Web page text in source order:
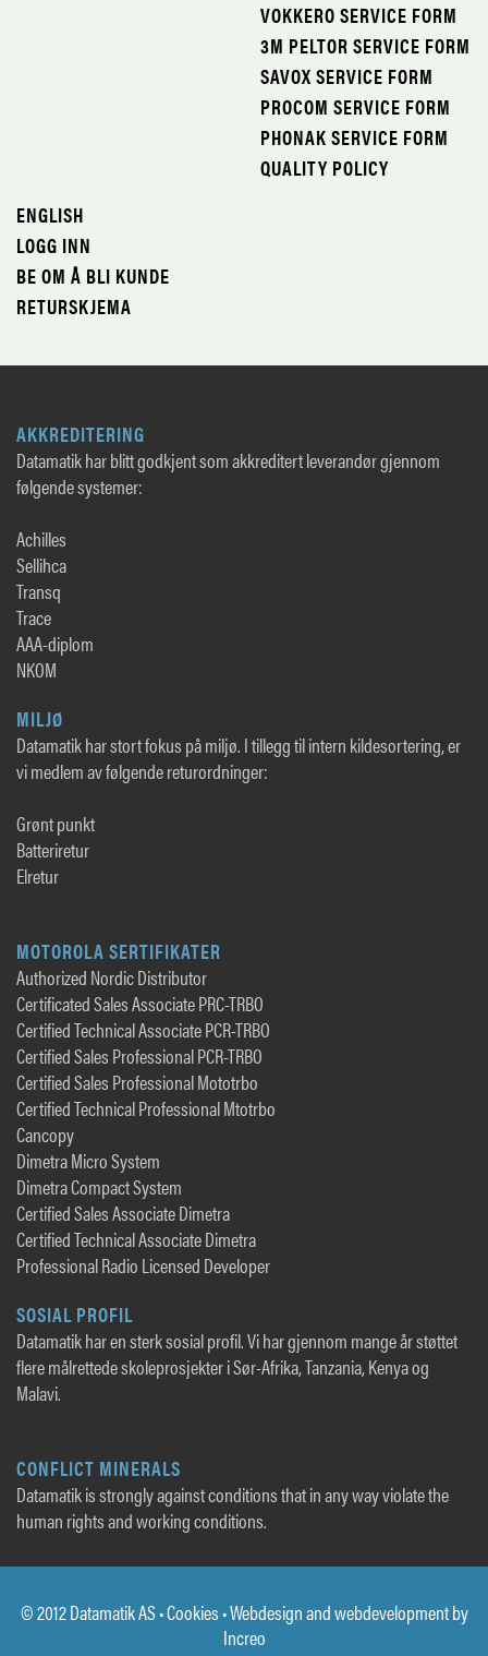
VOKKERO SERVICE FORM
3M PELTOR SERVICE FORM
SAVOX SERVICE FORM
PROCOM SERVICE FORM
PHONAK SERVICE FORM
QUALITY POLICY
ENGLISH
LOGG INN
BE OM Å BLI KUNDE
RETURSKJEMA
AKKREDITERING
Datamatik har blitt godkjent som akkreditert leverandør gjennom
følgende systemer:
Achilles
Sellihca
Transq
Trace
AAA-diplom
NKOM
MILJØ
Datamatik har stort fokus på miljø. I tillegg til intern kildesortering, er
vi medlem av følgende returordninger:
Grønt punkt
Batteriretur
Elretur
MOTOROLA SERTIFIKATER
Authorized Nordic Distributor
Certificated Sales Associate PRC-TRBO
Certified Technical Associate PCR-TRBO
Certified Sales Professional PCR-TRBO
Certified Sales Professional Mototrbo
Certified Technical Professional Mtotrbo
Cancopy
Dimetra Micro System
Dimetra Compact System
Certified Sales Associate Dimetra
Certified Technical Associate Dimetra
Professional Radio Licensed Developer
SOSIAL PROFIL
Datamatik har en sterk sosial profil. Vi har gjennom mange år støttet
flere målrettede skoleprosjekter i Sør-Afrika, Tanzania, Kenya og
Malavi.
CONFLICT MINERALS
Datamatik is strongly against conditions that in any way violate the
human rights and working conditions.
© 2012 Datamatik AS •Cookies • Webdesign and webdevelopment by
Increo